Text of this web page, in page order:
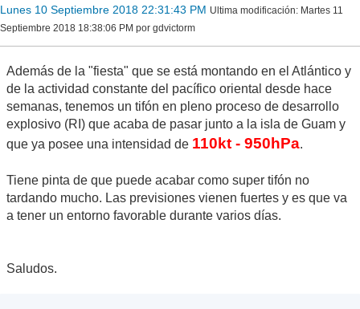
Lunes 10 Septiembre 2018 22:31:43 PM Ultima modificación: Martes 11
Septiembre 2018 18:38:06 PM por gdvictorm
Además de la "fiesta" que se está montando en el Atlántico y
de la actividad constante del pacífico oriental desde hace
semanas, tenemos un tifón en pleno proceso de desarrollo
explosivo (RI) que acaba de pasar junto a la isla de Guam y
que ya posee una intensidad de 110kt - 950hPa.
Tiene pinta de que puede acabar como super tifón no
tardando mucho. Las previsiones vienen fuertes y es que va
a tener un entorno favorable durante varios días.
Saludos.